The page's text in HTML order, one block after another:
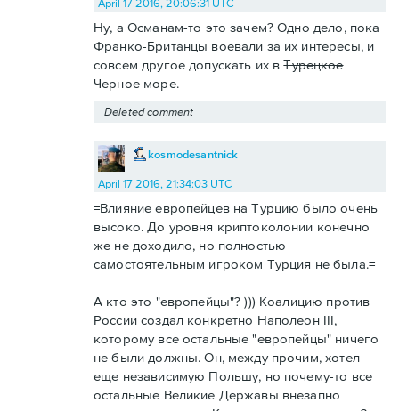
April 17 2016, 20:06:31 UTC
Ну, а Османам-то это зачем? Одно дело, пока
Франко-Британцы воевали за их интересы, и
совсем другое допускать их вТурецкое
Черное море.
Deleted comment
kosmodesantnick
April 17 2016, 21:34:03 UTC
=Влияние европейцев на Турцию было очень
высоко. До уровня криптоколонии конечно
же не доходило, но полностью
самостоятельным игроком Турция не была.=
А кто это "европейцы"? ))) Коалицию против
России создал конкретно Наполеон III,
которому все остальные "европейцы" ничего
не были должны. Он, между прочим, хотел
еще независимую Польшу, но почему-то все
остальные Великие Державы внезапно